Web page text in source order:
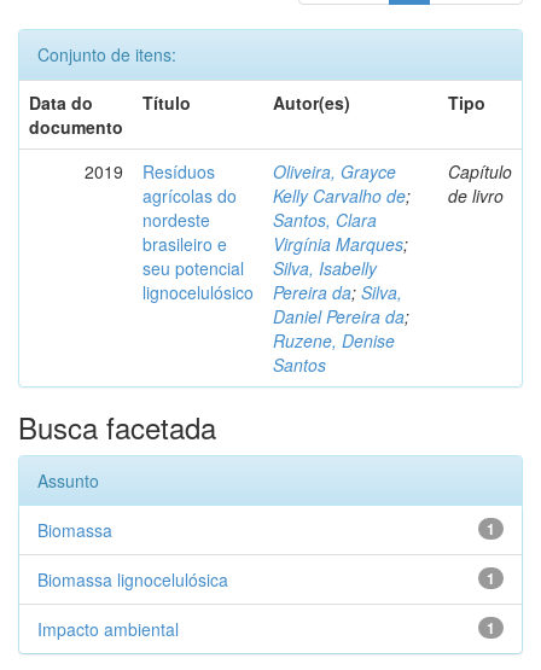
Conjunto de itens:
Data do
documento
Título Autor(es) Tipo
2019
Resíduos
agrícolas do
nordeste
brasileiro e
seu potencial
lignocelulósico
Oliveira, Grayce
Kelly Carvalho de;
Santos, Clara
Virgínia Marques;
Silva, Isabelly
Pereira da; Silva,
Daniel Pereira da;
Ruzene, Denise
Santos
Capítulo
de livro
Busca facetada
Assunto
1
Biomassa
1
Biomassa lignocelulósica
1
Impacto ambiental